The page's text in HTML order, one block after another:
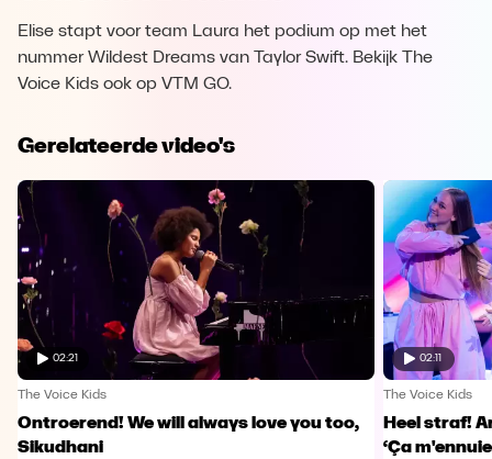
Elise stapt voor team Laura het podium op met het
nummer Wildest Dreams van Taylor Swift. Bekijk The
Voice Kids ook op VTM GO.
Gerelateerde video's
02:21
The Voice Kids
Ontroerend! We will always love you too,
Sikudhani
02:11
The Voice Kids
Heel straf!
‘Ça